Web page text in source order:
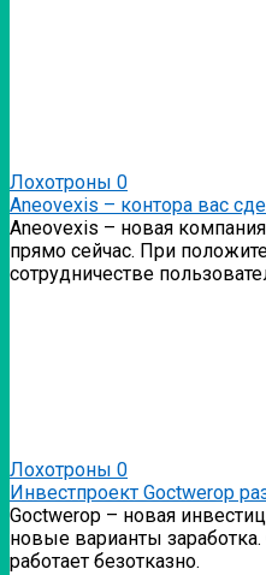
Лохотроны 0
Аneovexis – контора вас
Аneovexis – новая компания
прямо сейчас. При
сотрудничестве
Лохотроны 0
Инвестпроект Goctwerop
Goctwerop – новая
новые варианты
работает безотказно.